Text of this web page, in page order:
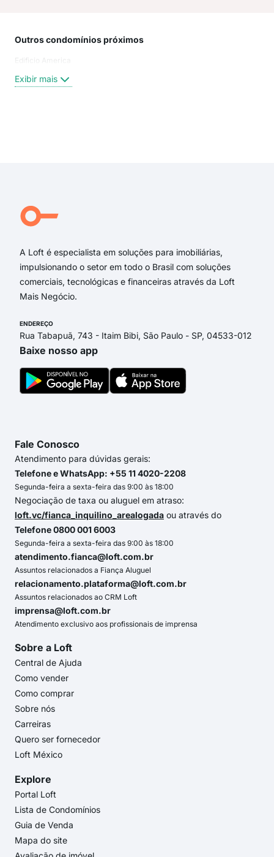
Outros condomínios próximos
Edificio America
Exibir mais
A Loft é especialista em soluções para imobiliárias,
impulsionando o setor em todo o Brasil com soluções
comerciais, tecnológicas e financeiras através da Loft
Mais Negócio.
ENDEREÇO
Rua Tabapuã, 743 - Itaim Bibi, São Paulo - SP, 04533-012
Baixe nosso app
Fale Conosco
Atendimento para dúvidas gerais:
Telefone e WhatsApp: +55 11 4020-2208
Segunda-feira a sexta-feira das 9:00 às 18:00
Negociação de taxa ou aluguel em atraso:
loft.vc/fianca_inquilino_arealogada ou através do
Telefone 0800 001 6003
Segunda-feira a sexta-feira das 9:00 às 18:00
atendimento.fianca@loft.com.br
Assuntos relacionados a Fiança Aluguel
relacionamento.plataforma@loft.com.br
Assuntos relacionados ao CRM Loft
imprensa@loft.com.br
Atendimento exclusivo aos profissionais de imprensa
Sobre a Loft
Central de Ajuda
Como vender
Como comprar
Sobre nós
Carreiras
Quero ser fornecedor
Loft México
Explore
Portal Loft
Lista de Condomínios
Guia de Venda
Mapa do site